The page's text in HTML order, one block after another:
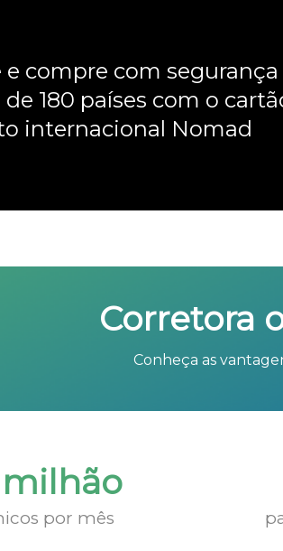
e compre com segurança
de 180 países com o
internacional Nomad
Corretora
Conheça as
milhão
por mês